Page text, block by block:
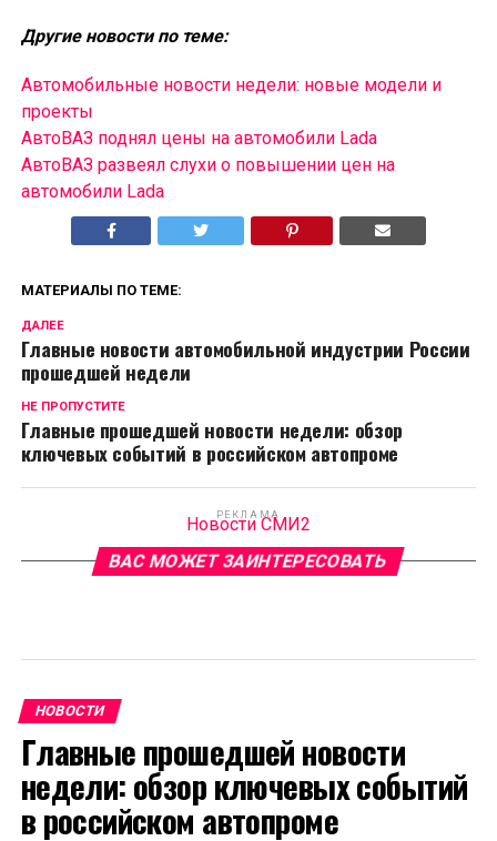
Другие новости по теме:
Автомобильные новости недели: новые модели и
проекты
АвтоВАЗ поднял цены на автомобили Lada
АвтоВАЗ развеял слухи о повышении цен на
автомобили Lada
МАТЕРИАЛЫ ПО ТЕМЕ:
ДАЛЕЕ
Главные новости автомобильной индустрии России
прошедшей недели
НЕ ПРОПУСТИТЕ
Главные прошедшей новости недели: обзор
ключевых событий в российском автопроме
РЕКЛАМА
Новости СМИ2
ВАС МОЖЕТ ЗАИНТЕРЕСОВАТЬ
НОВОСТИ
Главные прошедшей новости
недели: обзор ключевых событий
в российском автопроме